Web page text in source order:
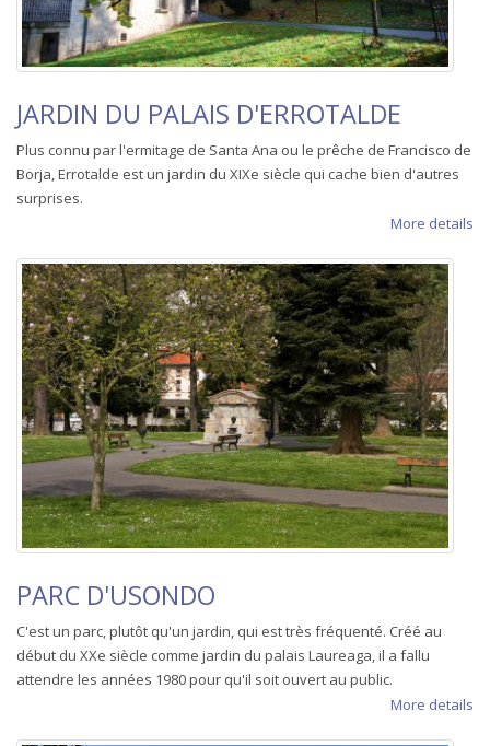
JARDIN DU PALAIS D'ERROTALDE
Plus connu par l'ermitage de Santa Ana ou le prêche de Francisco de
Borja, Errotalde est un jardin du XIXe siècle qui cache bien d'autres
surprises.
More details
PARC D'USONDO
C'est un parc, plutôt qu'un jardin, qui est très fréquenté. Créé au
début du XXe siècle comme jardin du palais Laureaga, il a fallu
attendre les années 1980 pour qu'il soit ouvert au public.
More details